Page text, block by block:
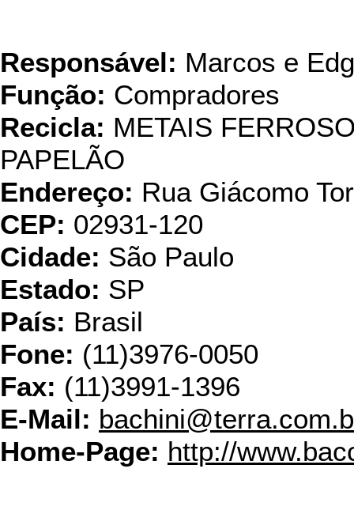
Responsável: Marcos e
Função: Compradores
Recicla: METAIS
PAPELÃO
Endereço: Rua Giácomo
CEP: 02931-120
Cidade: São Paulo
Estado: SP
País: Brasil
Fone: (11)3976-0050
Fax: (11)3991-1396
E-Mail:
Home-Page: http://